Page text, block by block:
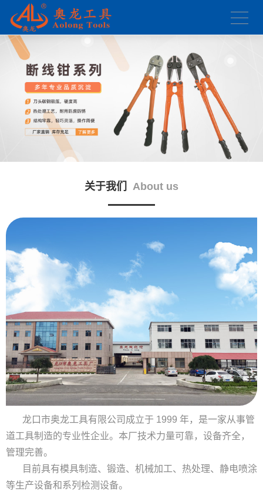
关于我们 About us
龙口市奥龙工具有限公司成立于 1999 年，是一家从事管
道工具制造的专业性企业。本厂技术力量可靠，设备齐全，
管理完善。
目前具有模具制造、锻造、机械加工、热处理、静电喷涂
等生产设备和系列检测设备。